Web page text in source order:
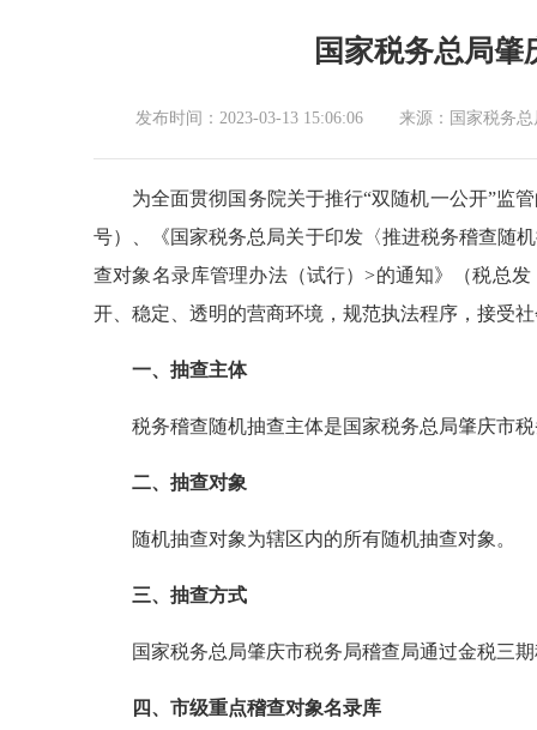
国家税务总局
发布时间： 2023-03-13 15:06:06 来源： 国家税务
为全面贯彻国务院关于推行“双随机一公开”监
号）、《国家税务总局关于印发〈推进税务稽查随
查对象名录库管理办法（试行）>的通知》（税总
开、稳定、透明的营商环境，规范执法程序，接受
一、抽查主体
税务稽查随机抽查主体是国家税务总局肇庆市
二、抽查对象
随机抽查对象为辖区内的所有随机抽查对象。
三、抽查方式
国家税务总局肇庆市税务局稽查局通过金税三
四、市级重点稽查对象名录库